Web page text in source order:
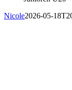
Nicole2026-05-